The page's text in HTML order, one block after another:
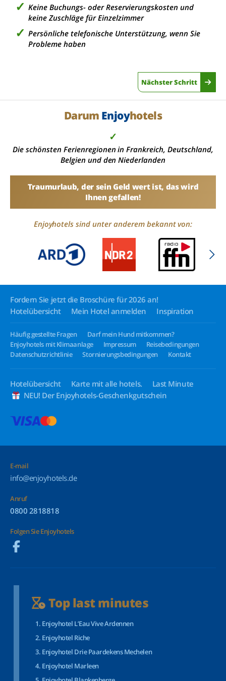
Keine Buchungs- oder Reservierungskosten und
keine Zuschläge für Einzelzimmer
Persönliche telefonische Unterstützung, wenn Sie
Probleme haben
Nächster Schritt
Darum Enjoyhotels
✓
Die schönsten Ferienregionen in Frankreich, Deutschland,
Belgien und den Niederlanden
Traumurlaub, der sein Geld wert ist, das wird
Ihnen gefallen!
Enjoyhotels sind unter anderem bekannt von:
Fordern Sie jetzt die Broschüre für 2026 an!
Hotelübersicht
Mein Hotel anmelden Inspiration
Häufig gestellte Fragen
Darf mein Hund mitkommen?
Enjoyhotels mit Klimaanlage
Impressum
Reisebedingungen
Datenschutzrichtlinie
Stornierungsbedingungen Kontakt
Hotelübersicht Karte mit alle hotels.
Last Minute
NEU! Der Enjoyhotels-Geschenkgutschein
E-mail
info@enjoyhotels.de
Anruf
0800 2818818
Folgen Sie Enjoyhotels
Top last minutes
Enjoyhotel L’Eau Vive Ardennen
Enjoyhotel Riche
Enjoyhotel Drie Paardekens Mechelen
Enjoyhotel Marleen